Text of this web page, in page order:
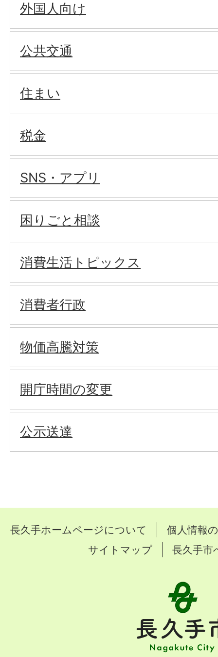
外国人向け
公共交通
住まい
税金
SNS・アプリ
困りごと相談
消費生活トピックス
消費者行政
物価高騰対策
開庁時間の変更
公示送達
長久手ホームページについて
個人情報
サイトマップ
長久手市
手
市